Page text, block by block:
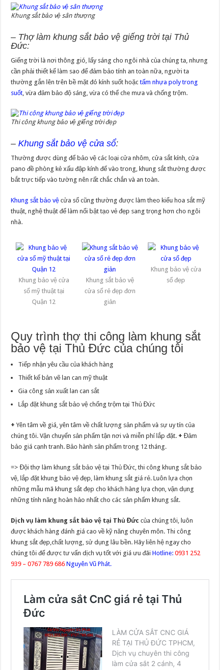
Khung sắt bảo vệ sân thượng
– Thợ làm khung sắt bảo vệ giếng trời tại Thủ
Đức:
Giếng trời là nơi thông gió, lấy sáng cho ngôi nhà của chúng ta, nhưng
cần phải thiết kế làm sao để đảm bảo tính an toàn nữa, người ta
thường gắn lên trên bề mặt đó kính suốt hoặctấm nhựa poly trong
suốt, vừa đảm bảo độ sáng, vừa có thể che mưa và chống trộm.
Thi công khung bảo vệ giếng trời đẹp
–Khung sắt bảo vệ cửa sổ:
Thường được dùng để bảo vệ các loại cửa nhôm, cửa sắt kính, cửa
pano đề phòng kẻ xấu đập kính để vào trong, khung sắt thường được
bắt trực tiếp vào tường nên rất chắc chắn và an toàn.
Khung sắt bảo vệ cửa sổ cũng thường được làm theo kiểu hoa sắt mỹ
thuật, nghệ thuật để làm nổi bật tạo vẻ đẹp sang trọng hơn cho ngôi
nhà.
Khung bảo vệ cửa
sổ mỹ thuật tại
Quận 12
Khung sắt bảo vệ
cửa sổ rẻ đẹp đơn
giản
Khung bảo vệ cửa
sổ đẹp
Quy trình thợ thi công làm khung sắt
bảo vệ tại Thủ Đức của chúng tôi
Tiếp nhận yêu cầu của khách hàng
Thiết kế bản vẽ lan can mỹ thuật
Gia công sản xuất lan can sắt
Lắp đặt khung sắt bảo vệ chống trộm tại Thủ Đức
+ Yên tâm về giá, yên tâm về chất lượng sản phẩm và sự uy tín của
chúng tôi. Vận chuyển sản phẩm tận nơi và miễn phí lắp đặt. + Đảm
bảo giá cạnh tranh. Bảo hành sản phẩm trong 12 tháng.
=> Đội thợ làm khung sắt bảo vệ tại Thủ Đức, thi công khung sắt bảo
vệ, lắp đặt khung bảo vệ đẹp, làm khung sắt giá rẻ. Luôn lựa chọn
những mẫu mã khung sắt đẹp cho khách hàng lựa chọn, vận dụng
những tính năng hoàn hảo nhất cho các sản phẩm khung sắt.
Dịch vụ làm khung sắt bảo vệ tại Thủ Đứccủa chúng tôi, luôn
được khách hàng đánh giá cao về kỹ năng chuyên môn. Thi công
khung sắt đẹp,chất lượng, sử dụng lâu bền. Hãy liên hệ ngay cho
chúng tôi để được tư vấn dịch vụ tốt với giá ưu đãi Hotline: 0931 252
939 – 0767 789 686 Nguyên Vũ Phát.